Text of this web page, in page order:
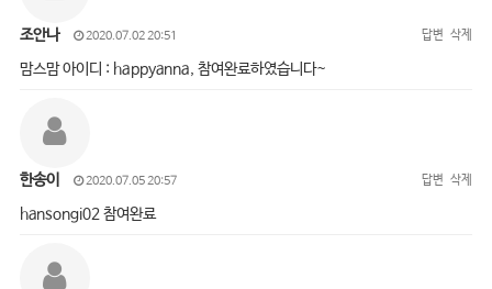
조안나 2020.07.02 20:51 답변 삭제
맘스맘 아이디 : happyanna, 참여완료하였습니다~
한송이 2020.07.05 20:57 답변 삭제
hansongi02 참여완료